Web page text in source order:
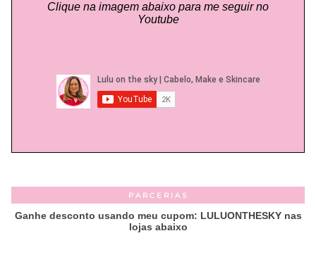
Clique na imagem abaixo para me seguir no
Youtube
PARCERIAS
Ganhe desconto usando meu cupom: LULUONTHESKY nas
lojas abaixo